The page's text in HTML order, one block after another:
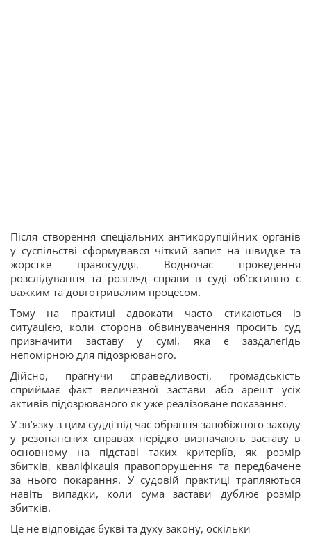
Після створення спеціальних антикорупційних органів
у суспільстві сформувався чіткий запит на швидке та
жорстке правосуддя. Водночас проведення
розслідування та розгляд справи в суді об’єктивно є
важким та довготривалим процесом.
Тому на практиці адвокати часто стикаються із
ситуацією, коли сторона обвинувачення просить суд
призначити заставу у сумі, яка є заздалегідь
непомірною для підозрюваного.
Дійсно, прагнучи справедливості, громадськість
сприймає факт величезної застави або арешт усіх
активів підозрюваного як уже реалізоване показання.
У зв’язку з цим судді під час обрання запобіжного заходу
у резонансних справах нерідко визначають заставу в
основному на підставі таких критеріїв, як розмір
збитків, кваліфікація правопорушення та передбачене
за нього покарання. У судовій практиці трапляються
навіть випадки, коли сума застави дублює розмір
збитків.
Це не відповідає букві та духу закону, оскільки